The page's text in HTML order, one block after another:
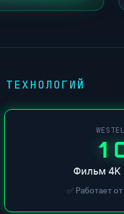
1
Фильм 4K
✅ Работает